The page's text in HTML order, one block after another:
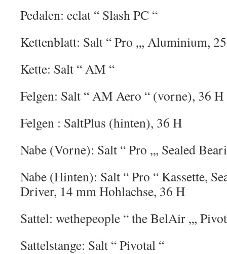
Pedalen: eclat “ Slash PC “
Kettenblatt: Salt “ Pro „, Aluminium,
Kette: Salt “ AM “
Felgen: Salt “ AM Aero “ (vorne), 36 H
Felgen : SaltPlus (hinten), 36 H
Nabe (Vorne): Salt “ Pro „, Sealed
Nabe (Hinten): Salt “ Pro “ Kassette,
Driver, 14 mm Hohlachse, 36 H
Sattel: wethepeople “ the BelAir „,
Sattelstange: Salt “ Pivotal “